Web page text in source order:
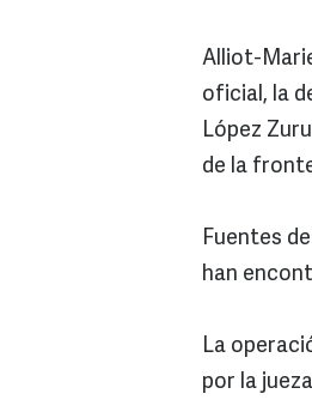
Alliot-
oficial, la
López
de la
Fuentes
han
La
por la